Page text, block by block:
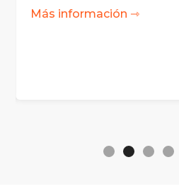
Más información ⇾